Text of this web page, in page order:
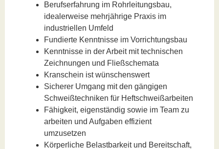
Berufserfahrung im Rohrleitungsbau,
idealerweise mehrjährige Praxis im
industriellen Umfeld
Fundierte Kenntnisse im Vorrichtungsbau
Kenntnisse in der Arbeit mit technischen
Zeichnungen und Fließschemata
Kranschein ist wünschenswert
Sicherer Umgang mit den gängigen
Schweißtechniken für Heftschweißarbeiten
Fähigkeit, eigenständig sowie im Team zu
arbeiten und Aufgaben effizient
umzusetzen
Körperliche Belastbarkeit und Bereitschaft,